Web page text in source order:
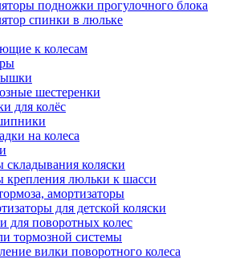
подножки прогулочного блока
спинки в люльке
к колесам
шестеренки
для колёс
на колеса
коляски
люльки к шасси
амортизаторы
для детской коляски
для поворотных колес
тормозной системы
вилки поворотного колеса